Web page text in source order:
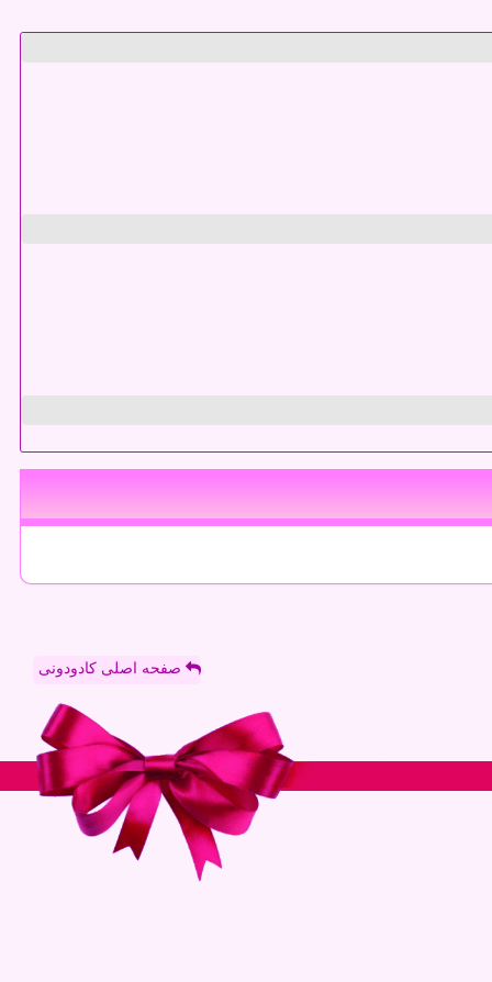
صفحه اصلی کادودونی